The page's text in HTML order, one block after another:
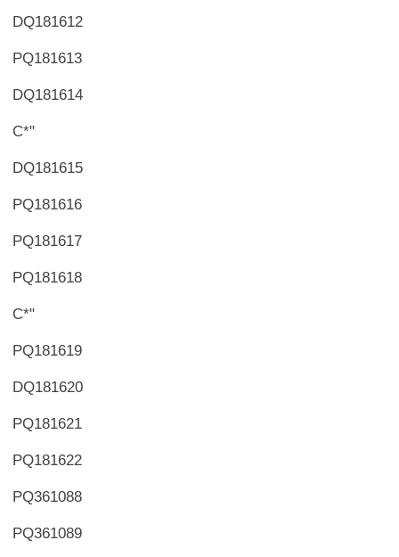
DQ181612
PQ181613
DQ181614
С*"
DQ181615
PQ181616
PQ181617
PQ181618
С*"
PQ181619
DQ181620
PQ181621
PQ181622
PQ361088
PQ361089